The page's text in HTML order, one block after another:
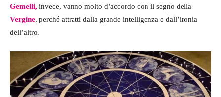
Gemelli, invece, vanno molto d’accordo con il segno della
Vergine, perché attratti dalla grande intelligenza e dall’ironia
dell’altro.